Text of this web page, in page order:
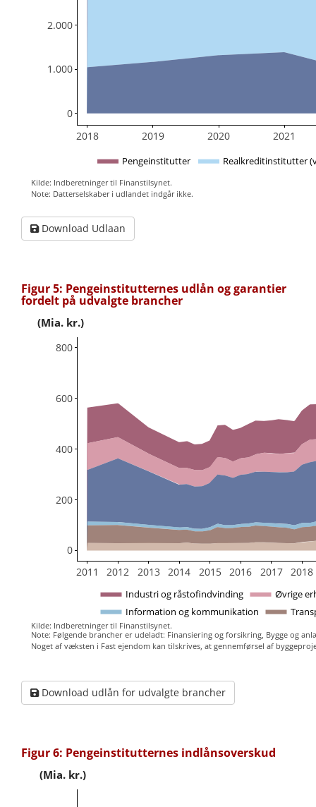
2018 2019 2020 2021
0
1.000
2.000
Pengeinstitutter Realkreditinstitutter
Kilde: Indberetninger til Finanstilsynet.
Note: Datterselskaber i udlandet indgår ikke.
Download Udlaan
Figur 5: Pengeinstitutternes udlån og garantier
fordelt på udvalgte brancher
2011 2012 2013 2014 2015 2016 2017 2018
0
200
400
600
800
Industri og råstofindvinding
Øvrige
Information og kommunikation
(Mia. kr.)
Kilde: Indberetninger til Finanstilsynet.
Note: Følgende brancher er udeladt: Finansiering og forsikring, Bygge og
Noget af væksten i Fast ejendom kan tilskrives, at gennemførsel af
Download udlån for udvalgte brancher
Figur 6: Pengeinstitutternes indlånsoverskud
(Mia. kr.)